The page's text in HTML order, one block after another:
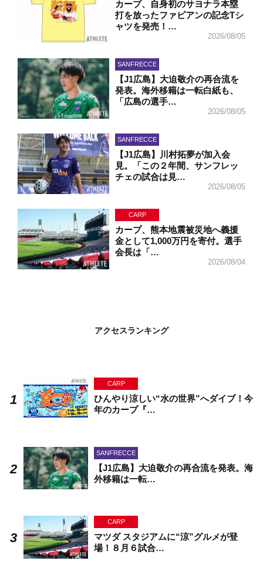
カープ、自身初のサヨナラ本塁
打を放ったファビアンの記念Tシ
ャツを発売！…
2026/08/05
SANFRECCE
【J1広島】大迫敬介の再合流を
発表。海外移籍は一転白紙も、
「広島の選手…
2026/08/05
SANFRECCE
【J1広島】川村拓夢が加入会
見。「この２年間、サンフレッ
チェの試合は見…
2026/08/05
CARP
カープ、熊本地震被災地へ義援
金として1,000万円を寄付。選手
会長は「…
2026/08/04
アクセスランキング
CARP
ひんやり涼しい“水の世界”へダイブ！今
年のカープ『…
SANFRECCE
【J1広島】大迫敬介の再合流を発表。海
外移籍は一転…
CARP
マツダ スタジアムに“涼”グルメが登
場！８月６試合…